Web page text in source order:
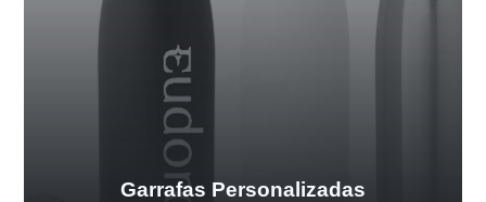
Garrafas Personalizadas